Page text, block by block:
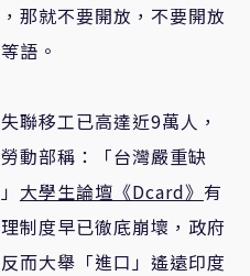
那就不要開放，不要開放
語。
聯移工已高達近9萬人，
動部稱：「台灣嚴重缺
大學生論壇《Dcard》 有
制度早已徹底崩壞，政府
而大舉「進口」遙遠印度